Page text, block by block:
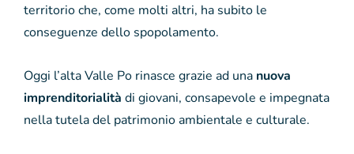
territorio che, come molti altri, ha subito le
conseguenze dello spopolamento.
Oggi l’alta Valle Po rinasce grazie ad una nuova
imprenditorialità di giovani, consapevole e impegnata
nella tutela del patrimonio ambientale e culturale.